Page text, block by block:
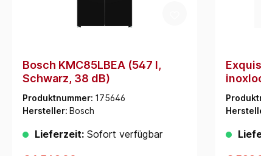
Bosch KMC85LBEA (547 l,
Schwarz, 38 dB)
Produktnummer: 175646
Hersteller: Bosch
Lieferzeit: Sofort verfügbar